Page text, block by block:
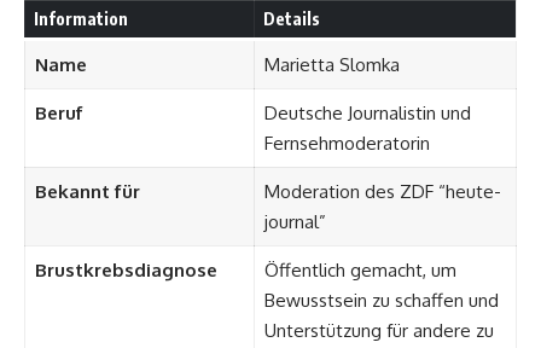
Information Details
Name Marietta Slomka
Beruf
Deutsche Journalistin und
Fernsehmoderatorin
Bekannt für
Moderation des ZDF “heute-
journal”
Brustkrebsdiagnose
Öffentlich gemacht, um
Bewusstsein zu schaffen und
Unterstützung für andere zu